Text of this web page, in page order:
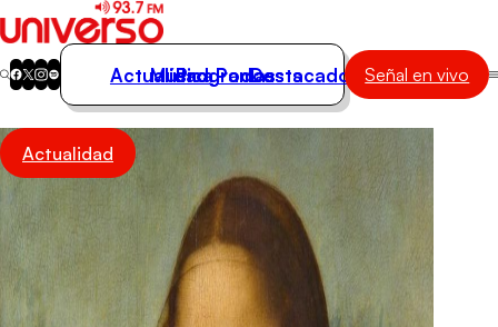
Actualidad
Música
Programas
Podcasts
Destacados
Actualidad
Música
Programas
Podcasts
Destacados Señal en vivo
Actualidad